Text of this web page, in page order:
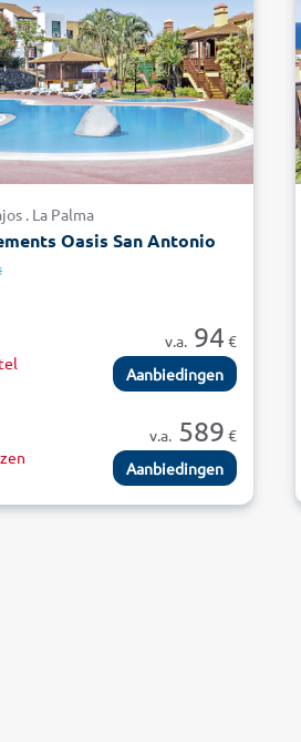
. La Palma
Oasis San Antonio
v.a.94 €
Aanbiedingen
v.a.589 €
Aanbiedingen